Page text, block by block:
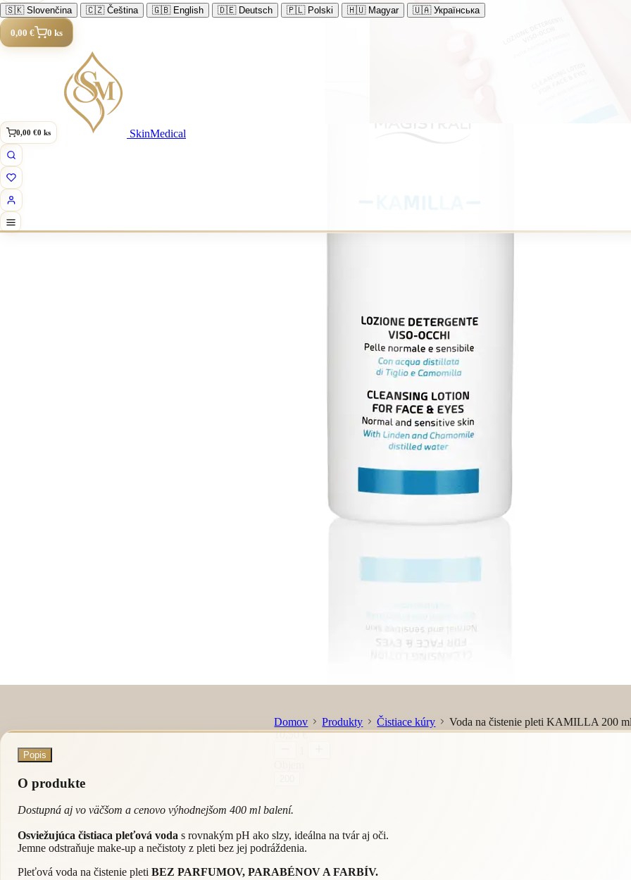
🇸🇰Slovenčina 🇨🇿Čeština 🇬🇧English 🇩🇪Deutsch 🇵🇱Polski 🇭🇺Magyar 🇺🇦Українська
0,00 € 0 ks
0,00 €0 ks SkinMedical
Domov Produkty Čistiace kúry
Voda na čistenie pleti KAMILLA 200
10,50 €
Popis
O produkte
Dostupná aj vo väčšom a cenovo výhodnejšom 400 ml balení.
Osviežujúca čistiaca pleťová voda s rovnakým pH ako slzy, ideálna na tvár aj oči.
Jemne odstraňuje make-up a nečistoty z pleti bez jej podráždenia.
Pleťová voda na čistenie pleti BEZ PARFUMOV, PARABÉNOV A FARBÍV.